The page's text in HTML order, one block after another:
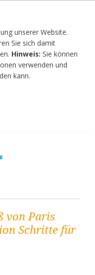
unserer Website.
Sie sich damit
Hinweis: Sie können
verwenden und
kann.
von Paris
Schritte für